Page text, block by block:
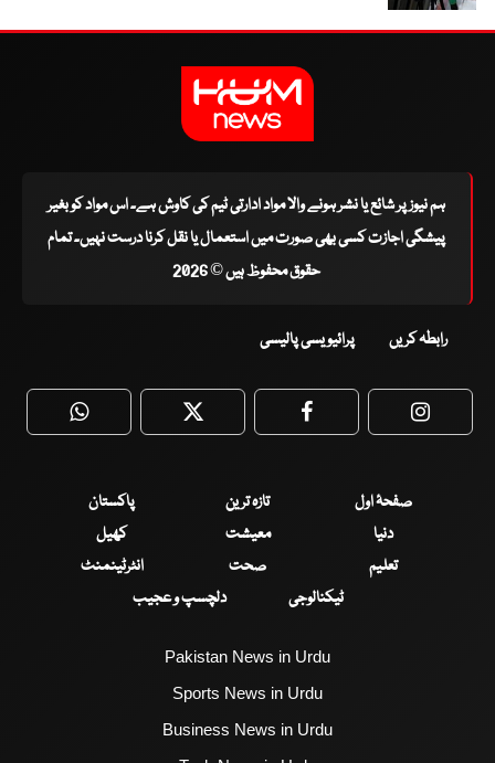
ہم نیوز پر شائع یا نشر ہونے والا مواد ادارتی ٹیم کی کاوش ہے۔ اس مواد کو بغیر
پیشگی اجازت کسی بھی صورت میں استعمال یا نقل کرنا درست نہیں۔ تمام
حقوق محفوظ ہیں © 2026
رابطہ کریں پرائیویسی پالیسی
WhatsApp Twitter Facebook
صفحۂ اول تازہ ترین
پاکستان
دنیا
معیشت
کھیل
تعلیم
صحت
انٹرٹینمنٹ
ٹیکنالوجی
دلچسپ و عجیب
Pakistan News in Urdu
Sports News in Urdu
Business News in Urdu